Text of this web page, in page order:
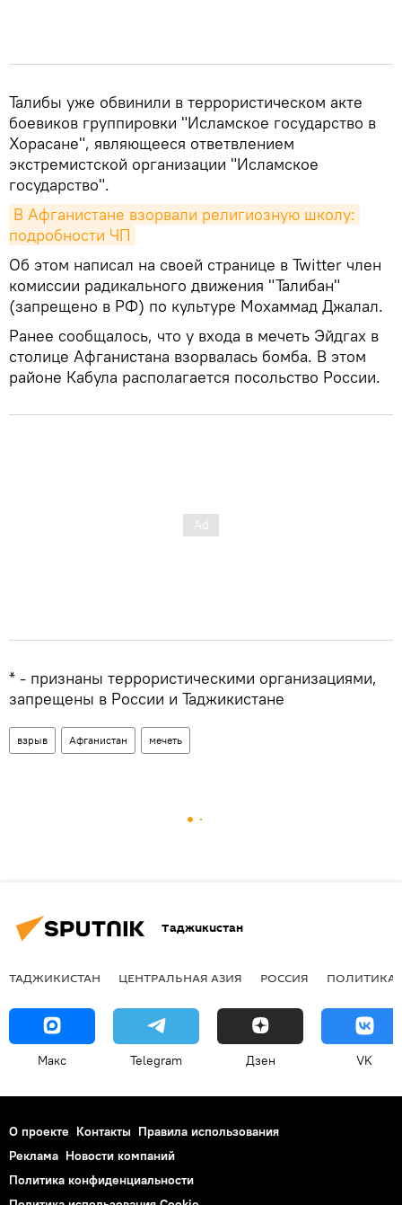
Талибы уже обвинили в террористическом акте
боевиков группировки "Исламское государство в
Хорасане", являющееся ответвлением
экстремистской организации "Исламское
государство".
В Афганистане взорвали религиозную школу:
подробности ЧП
Об этом написал на своей странице в Twitter член
комиссии радикального движения "Талибан"
(запрещено в РФ) по культуре Мохаммад Джалал.
Ранее сообщалось, что у входа в мечеть Эйдгах в
столице Афганистана взорвалась бомба. В этом
районе Кабула располагается посольство России.
* - признаны террористическими организациями,
запрещены в России и Таджикистане
взрыв Афганистан мечеть
Таджикистан
ТАДЖИКИСТАН ЦЕНТРАЛЬНАЯ АЗИЯ РОССИЯ ПОЛИТИКА
Макс Telegram Дзен VK
О проекте Контакты Правила использования
Реклама Новости компаний
Политика конфиденциальности